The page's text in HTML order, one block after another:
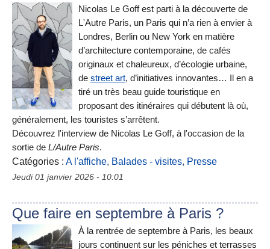
Nicolas Le Goff est parti à la découverte de
L'Autre Paris, un Paris qui n’a rien à envier à
Londres, Berlin ou New York en matière
d’architecture contemporaine, de cafés
originaux et chaleureux, d’écologie urbaine,
de street art, d’initiatives innovantes… Il en a
tiré un très beau guide touristique en
proposant des itinéraires qui débutent là où,
généralement, les touristes s’arrêtent.
Découvrez l'interview de Nicolas Le Goff, à l'occasion de la
sortie de L/Autre Paris.
Catégories : A l'affiche, Balades - visites, Presse
Jeudi 01 janvier 2026 - 10:01
Que faire en septembre à Paris ?
À la rentrée de septembre à Paris, les beaux
jours continuent sur les péniches et terrasses